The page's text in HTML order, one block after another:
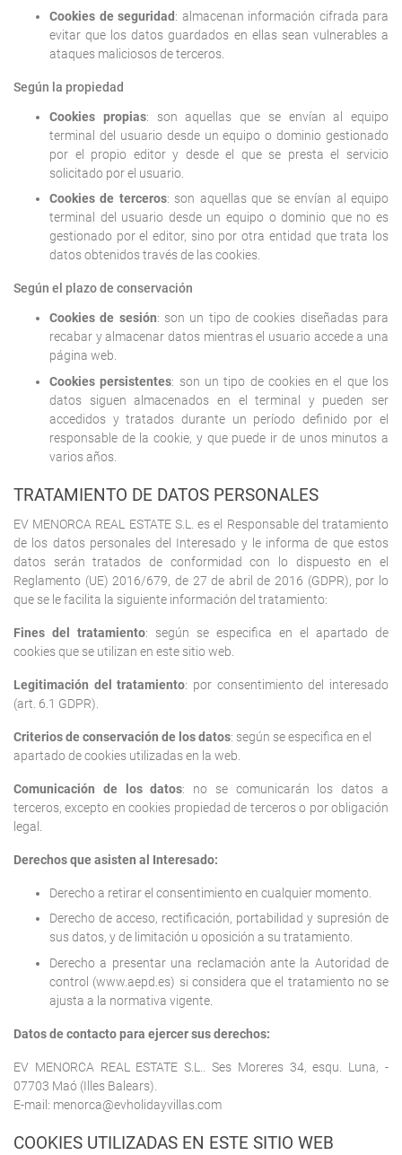
Cookies de seguridad: almacenan información cifrada para
evitar que los datos guardados en ellas sean vulnerables a
ataques maliciosos de terceros.
Según la propiedad
Cookies propias: son aquellas que se envían al equipo
terminal del usuario desde un equipo o dominio gestionado
por el propio editor y desde el que se presta el servicio
solicitado por el usuario.
Cookies de terceros: son aquellas que se envían al equipo
terminal del usuario desde un equipo o dominio que no es
gestionado por el editor, sino por otra entidad que trata los
datos obtenidos través de las cookies.
Según el plazo de conservación
Cookies de sesión: son un tipo de cookies diseñadas para
recabar y almacenar datos mientras el usuario accede a una
página web.
Cookies persistentes: son un tipo de cookies en el que los
datos siguen almacenados en el terminal y pueden ser
accedidos y tratados durante un período definido por el
responsable de la cookie, y que puede ir de unos minutos a
varios años.
TRATAMIENTO DE DATOS PERSONALES
EV MENORCA REAL ESTATE S.L. es el Responsable del tratamiento
de los datos personales del Interesado y le informa de que estos
datos serán tratados de conformidad con lo dispuesto en el
Reglamento (UE) 2016/679, de 27 de abril de 2016 (GDPR), por lo
que se le facilita la siguiente información del tratamiento:
Fines del tratamiento: según se especifica en el apartado de
cookies que se utilizan en este sitio web.
Legitimación del tratamiento: por consentimiento del interesado
(art. 6.1 GDPR).
Criterios de conservación de los datos: según se especifica en el
apartado de cookies utilizadas en la web.
Comunicación de los datos: no se comunicarán los datos a
terceros, excepto en cookies propiedad de terceros o por obligación
legal.
Derechos que asisten al Interesado:
Derecho a retirar el consentimiento en cualquier momento.
Derecho de acceso, rectificación, portabilidad y supresión de
sus datos, y de limitación u oposición a su tratamiento.
Derecho a presentar una reclamación ante la Autoridad de
control (www.aepd.es) si considera que el tratamiento no se
ajusta a la normativa vigente.
Datos de contacto para ejercer sus derechos:
EV MENORCA REAL ESTATE S.L.. Ses Moreres 34, esqu. Luna, -
07703 Maó (Illes Balears).
E-mail: menorca@evholidayvillas.com
COOKIES UTILIZADAS EN ESTE SITIO WEB